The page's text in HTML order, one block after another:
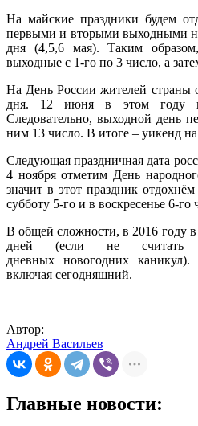
На майские праздники будем
первыми и вторыми выходными
дня (4,5,6 мая). Таким
выходные с 1-го по 3 число, а
На День России жителей
дня. 12 июня в этом году
Следовательно, выходной день
ним 13 число. В итоге – уикенд
Следующая праздничная дата
4 ноября отметим День
значит в этот праздник
субботу 5-го и в воскресенье 6-го
В общей сложности, в 2016 году
дней (если не
дневных новогодних
включая сегодняшний.
Автор:
Андрей Васильев
Главные новости: